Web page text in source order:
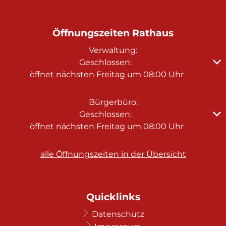
Öffnungszeiten Rathaus
Verwaltung:
Klicken, um weitere Öffnungs- oder Schließzeiten
Geschlossen:
öffnet nächsten Freitag um 08:00 Uhr
Bürgerbüro:
Klicken, um weitere Öffnungs- oder Schließzeiten
Geschlossen:
öffnet nächsten Freitag um 08:00 Uhr
alle Öffnungszeiten in der Übersicht
Quicklinks
Datenschutz